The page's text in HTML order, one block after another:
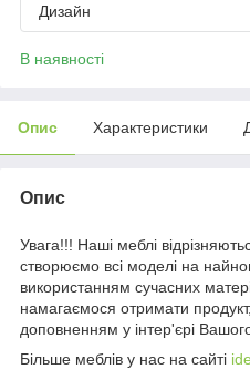
Дизайн
В наявності
Опис Характеристики
Опис
Увага!!! Наші меблі
створюємо всі моделі на
використанням сучасних
намагаємося отримати
доповненням у інтер'єрі
Більше меблів у нас на сайті